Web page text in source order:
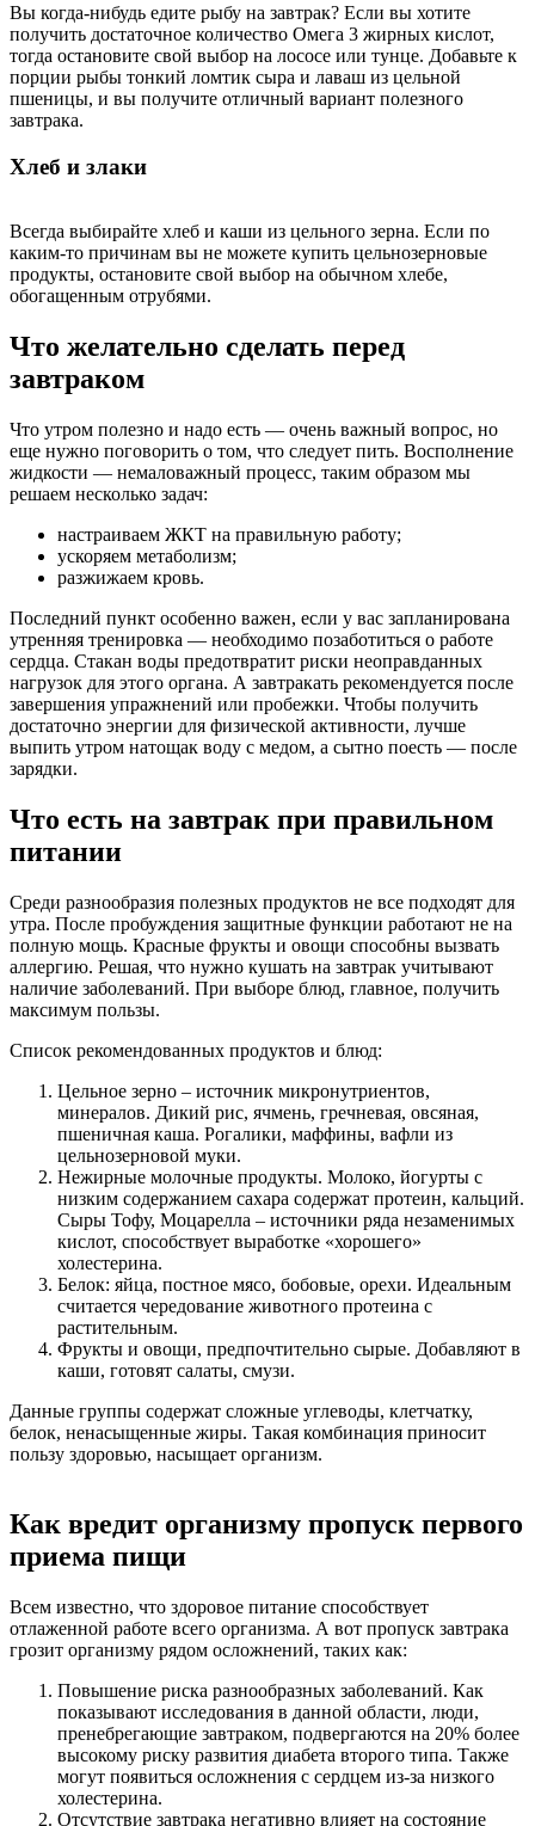
Вы когда-нибудь едите рыбу на завтрак? Если вы хотите
получить достаточное количество Омега 3 жирных кислот,
тогда остановите свой выбор на лососе или тунце. Добавьте к
порции рыбы тонкий ломтик сыра и лаваш из цельной
пшеницы, и вы получите отличный вариант полезного
завтрака.
Хлеб и злаки
Всегда выбирайте хлеб и каши из цельного зерна. Если по
каким-то причинам вы не можете купить цельнозерновые
продукты, остановите свой выбор на обычном хлебе,
обогащенным отрубями.
Что желательно сделать перед
завтраком
Что утром полезно и надо есть — очень важный вопрос, но
еще нужно поговорить о том, что следует пить. Восполнение
жидкости — немаловажный процесс, таким образом мы
решаем несколько задач:
настраиваем ЖКТ на правильную работу;
ускоряем метаболизм;
разжижаем кровь.
Последний пункт особенно важен, если у вас запланирована
утренняя тренировка — необходимо позаботиться о работе
сердца. Стакан воды предотвратит риски неоправданных
нагрузок для этого органа. А завтракать рекомендуется после
завершения упражнений или пробежки. Чтобы получить
достаточно энергии для физической активности, лучше
выпить утром натощак воду с медом, а сытно поесть — после
зарядки.
Что есть на завтрак при правильном
питании
Среди разнообразия полезных продуктов не все подходят для
утра. После пробуждения защитные функции работают не на
полную мощь. Красные фрукты и овощи способны вызвать
аллергию. Решая, что нужно кушать на завтрак учитывают
наличие заболеваний. При выборе блюд, главное, получить
максимум пользы.
Список рекомендованных продуктов и блюд:
Цельное зерно – источник микронутриентов,
минералов. Дикий рис, ячмень, гречневая, овсяная,
пшеничная каша. Рогалики, маффины, вафли из
цельнозерновой муки.
Нежирные молочные продукты. Молоко, йогурты с
низким содержанием сахара содержат протеин, кальций.
Сыры Тофу, Моцарелла – источники ряда незаменимых
кислот, способствует выработке «хорошего»
холестерина.
Белок: яйца, постное мясо, бобовые, орехи. Идеальным
считается чередование животного протеина с
растительным.
Фрукты и овощи, предпочтительно сырые. Добавляют в
каши, готовят салаты, смузи.
Данные группы содержат сложные углеводы, клетчатку,
белок, ненасыщенные жиры. Такая комбинация приносит
пользу здоровью, насыщает организм.
Как вредит организму пропуск первого
приема пищи
Всем известно, что здоровое питание способствует
отлаженной работе всего организма. А вот пропуск завтрака
грозит организму рядом осложнений, таких как:
Повышение риска разнообразных заболеваний. Как
показывают исследования в данной области, люди,
пренебрегающие завтраком, подвергаются на 20% более
высокому риску развития диабета второго типа. Также
могут появиться осложнения с сердцем из-за низкого
холестерина.
Отсутствие завтрака негативно влияет на состояние